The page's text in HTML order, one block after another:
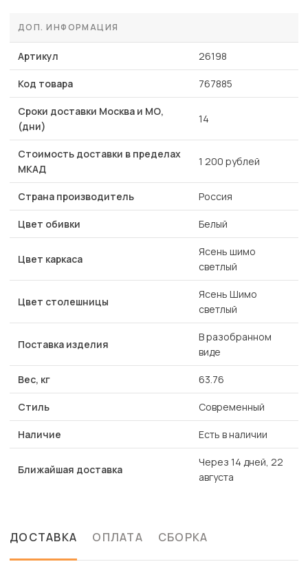
ДОП. ИНФОРМАЦИЯ
Артикул 26198
Код товара 767885
Сроки доставки Москва и МО,
(дни)
14
Стоимость доставки в пределах
МКАД
1 200 рублей
Страна производитель Россия
Цвет обивки Белый
Цвет каркаса
Ясень шимо
светлый
Цвет столешницы
Ясень Шимо
светлый
Поставка изделия
В разобранном
виде
Вес, кг 63.76
Стиль Современный
Наличие Есть в наличии
Ближайшая доставка
Через 14 дней, 22
августа
ДОСТАВКА ОПЛАТА СБОРКА